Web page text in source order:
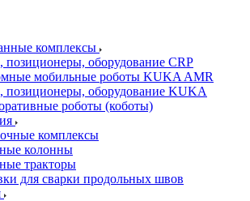
комплексы
позиционеры, оборудование CRP
мобильные роботы KUKA AMR
позиционеры, оборудование KUKA
роботы (коботы)
комплексы
колонны
тракторы
для сварки продольных швов